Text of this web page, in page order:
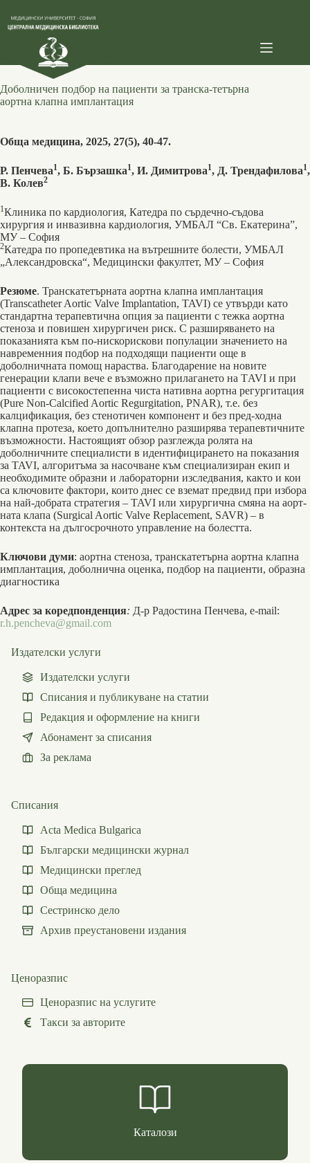
content
Доболничен подбор на пациенти за транска-тетърна
аортна клапна имплантация
Обща медицина, 2025, 27(5), 40-47.
Р. Пенчева1, Б. Бързашка1, И. Димитрова1, Д. Трендафилова1,
В. Колев2
1Клиника по кардиология, Катедра по сърдечно-съдова
хирургия и инвазивна кардиология, УМБАЛ “Св. Екатерина”,
МУ – София
2Катедра по пропедевтика на вътрешните болести, УМБАЛ
„Александровска“, Медицински факултет, МУ – София
Резюме. Транскатетърната аортна клапна имплантация
(Transcatheter Aortic Valve Implantation, TAVI) се ут­върди като
стандартна терапевтична опция за пациенти с тежка аортна
стеноза и повишен хирургичен риск. С разширяването на
показанията към по-нискорискови популации значението на
навременния подбор на подходящи пациенти още в
доболничната помощ нараства. Благодарение на новите
генерации клапи вече е възможно прилагането на ТAVI и при
пациенти с високостепенна чиста нативна аортна регургитация
(Pure Non-Calcified Aortic Regurgitation, PNAR), т.е. без
калцификация, без стенотичен компонент и без пред-ходна
клапна протеза, което допълнително разширява терапевтичните
възможности. Настоящият обзор раз­глежда ролята на
доболничните специалисти в идентифицирането на показания
за TAVI, алгоритъма за насоч­ване към специализиран екип и
необходимите образни и лабораторни изследвания, както и кои
са ключовите фак­тори, които днес се вземат предвид при избора
на най-добрата стратегия – TAVI или хирургична смяна на аорт­
ната клапа (Surgical Aortic Valve Replacement, SAVR) – в
контекста на дългосрочното управление на болестта.
Ключови думи: аортна стеноза, транскатетърна аортна клапна
имплантация, доболнична оценка, подбор на пациенти, образна
диагностика
Адрес за коредпонденция: Д-р Радостина Пенчева, e-mail:
r.h.pencheva@gmail.com
Издателски услуги
Издателски услуги
Списания и публикуване на статии
Редакция и оформление на книги
Абонамент за списания
За реклама
Списания
Acta Medica Bulgarica
Български медицински журнал
Медицински преглед
Обща медицина
Сестринско дело
Архив преустановени издания
Ценоразпис
Ценоразпис на услугите
Такси за авторите
Каталози